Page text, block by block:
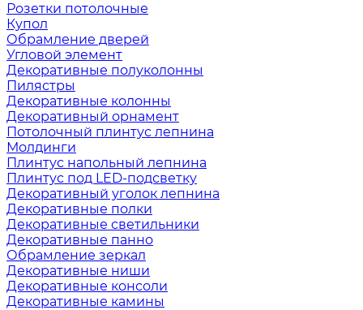
Розетки потолочные
Купол
Обрамление дверей
Угловой элемент
Декоративные полуколонны
Пилястры
Декоративные колонны
Декоративный орнамент
Потолочный плинтус лепнина
Молдинги
Плинтус напольный лепнина
Плинтус под LED-подсветку
Декоративный уголок лепнина
Декоративные полки
Декоративные светильники
Декоративные панно
Обрамление зеркал
Декоративные ниши
Декоративные консоли
Декоративные камины